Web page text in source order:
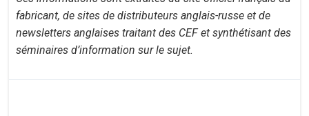
fabricant, de sites de distributeurs anglais-russe et de
newsletters anglaises traitant des CEF et synthétisant des
séminaires d’information sur le sujet.